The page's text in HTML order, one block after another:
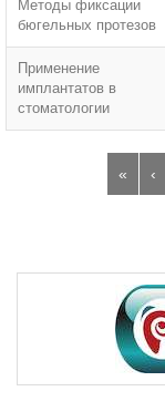
Методы фиксации
бюгельных протезов
Применение
имплантатов в
стоматологии
« ‹